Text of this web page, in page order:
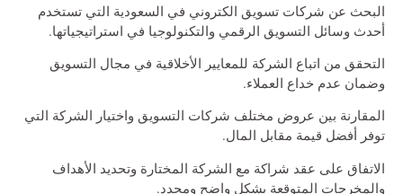
البحث عن شركات تسويق الكتروني في السعودية التي تستخدم
أحدث وسائل التسويق الرقمي والتكنولوجيا في استراتيجياتها.
التحقق من اتباع الشركة للمعايير الأخلاقية في مجال التسويق
وضمان عدم خداع العملاء.
المقارنة بين عروض مختلف شركات التسويق واختيار الشركة التي
توفر أفضل قيمة مقابل المال.
الاتفاق على عقد شراكة مع الشركة المختارة وتحديد الأهداف
والمخرجات المتوقعة بشكل واضح ومحدد.